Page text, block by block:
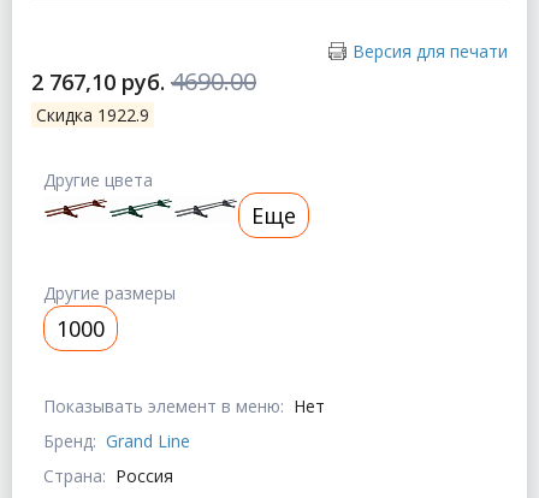
Версия для печати
2 767,10 руб. 4690.00
Скидка 1922.9
Показывать элемент в меню: Нет
Бренд: Grand Line
Страна: Россия
Другие цвета
Еще
Другие размеры
1000